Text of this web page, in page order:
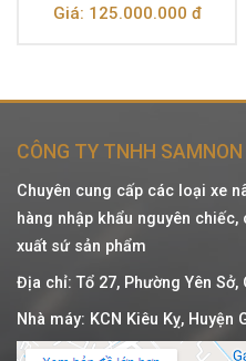
Giá: 125.000.000 đ
CÔNG TY TNHH
Chuyên cung cấp các loại xe
hàng nhập khẩu nguyên chiếc,
xuất sứ sản phẩm
Địa chỉ: Tổ 27, Phường Yên Sở,
Nhà máy: KCN Kiêu Kỵ, Huyện